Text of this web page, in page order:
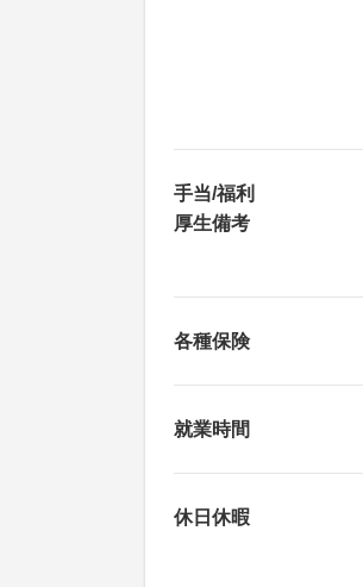
手当/福利
厚生備考
各種保険
就業時間
休日休暇